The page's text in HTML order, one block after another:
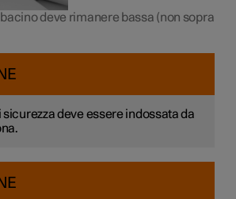
deve rimanere bassa (non sopra
deve essere indossata da